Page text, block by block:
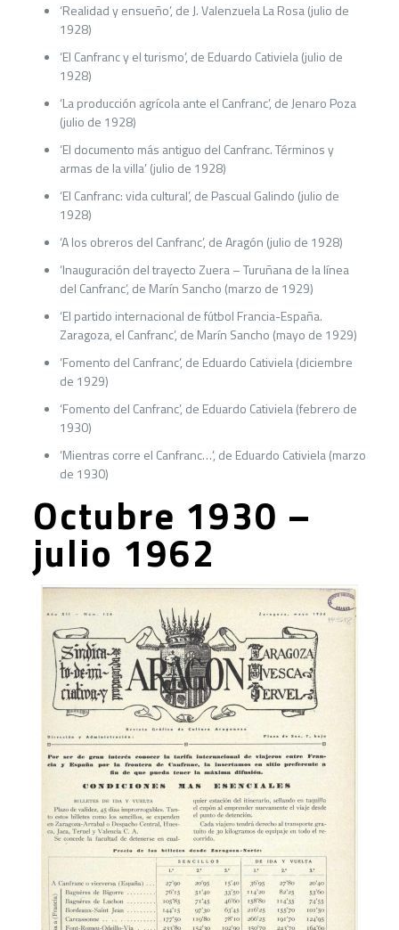
‘Realidad y ensueño’, de J. Valenzuela La Rosa (julio de
1928)
‘El Canfranc y el turismo’, de Eduardo Cativiela (julio de
1928)
‘La producción agrícola ante el Canfranc’, de Jenaro Poza
(julio de 1928)
‘El documento más antiguo del Canfranc. Términos y
armas de la villa’ (julio de 1928)
‘El Canfranc: vida cultural’, de Pascual Galindo (julio de
1928)
‘A los obreros del Canfranc’, de Aragón (julio de 1928)
‘Inauguración del trayecto Zuera – Turuñana de la línea
del Canfranc’, de Marín Sancho (marzo de 1929)
‘El partido internacional de fútbol Francia-España.
Zaragoza, el Canfranc’, de Marín Sancho (mayo de 1929)
‘Fomento del Canfranc’, de Eduardo Cativiela (diciembre
de 1929)
‘Fomento del Canfranc’, de Eduardo Cativiela (febrero de
1930)
‘Mientras corre el Canfranc…’, de Eduardo Cativiela (marzo
de 1930)
Octubre 1930 –
julio 1962